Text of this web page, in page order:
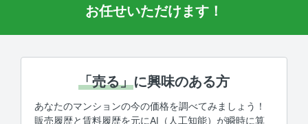
お任せいただけます！
「売る」に興味のある方
あなたのマンションの今の価格を調べてみましょう！
販売履歴と賃料履歴を元にAI（人工知能）が瞬時に算